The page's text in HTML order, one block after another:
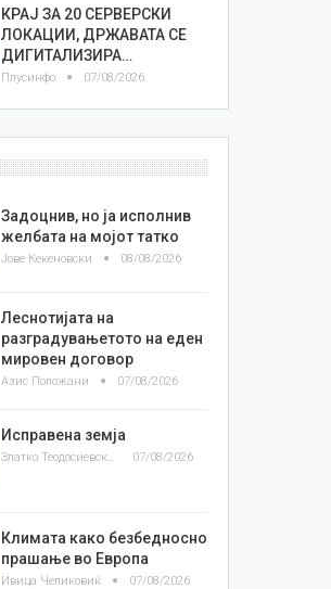
КРАЈ ЗА 20 СЕРВЕРСКИ
ЛОКАЦИИ, ДРЖАВАТА СЕ
ДИГИТАЛИЗИРА…
Плусинфо 07/08/2026
Задоцнив, но ја исполнив
желбата на мојот татко
Јове Кекеновски 08/08/2026
Леснотијата на
разградувањетото на еден
мировен договор
Азис Положани 07/08/2026
Исправена земја
Златко Теодосиевски 07/08/2026
Климата како безбедносно
прашање во Европа
Ивица Челиковиќ 07/08/2026